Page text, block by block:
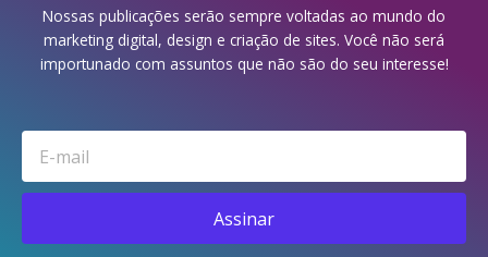
Nossas publicações serão sempre voltadas ao mundo do
marketing digital, design e criação de sites. Você não será
importunado com assuntos que não são do seu interesse!
Email
Assinar